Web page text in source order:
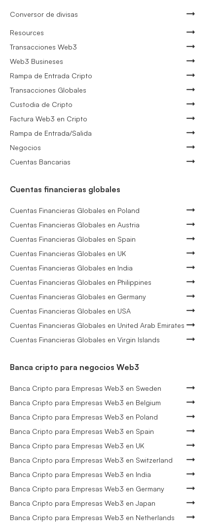
Conversor de divisas
Resources
Transacciones Web3
Web3 Busineses
Rampa de Entrada Cripto
Transacciones Globales
Custodia de Cripto
Factura Web3 en Cripto
Rampa de Entrada/Salida
Negocios
Cuentas Bancarias
Cuentas financieras globales
Cuentas Financieras Globales en Poland
Cuentas Financieras Globales en Austria
Cuentas Financieras Globales en Spain
Cuentas Financieras Globales en UK
Cuentas Financieras Globales en India
Cuentas Financieras Globales en Philippines
Cuentas Financieras Globales en Germany
Cuentas Financieras Globales en USA
Cuentas Financieras Globales en United Arab Emirates
Cuentas Financieras Globales en Virgin Islands
Banca cripto para negocios Web3
Banca Cripto para Empresas Web3 en Sweden
Banca Cripto para Empresas Web3 en Belgium
Banca Cripto para Empresas Web3 en Poland
Banca Cripto para Empresas Web3 en Spain
Banca Cripto para Empresas Web3 en UK
Banca Cripto para Empresas Web3 en Switzerland
Banca Cripto para Empresas Web3 en India
Banca Cripto para Empresas Web3 en Germany
Banca Cripto para Empresas Web3 en Japan
Banca Cripto para Empresas Web3 en Netherlands